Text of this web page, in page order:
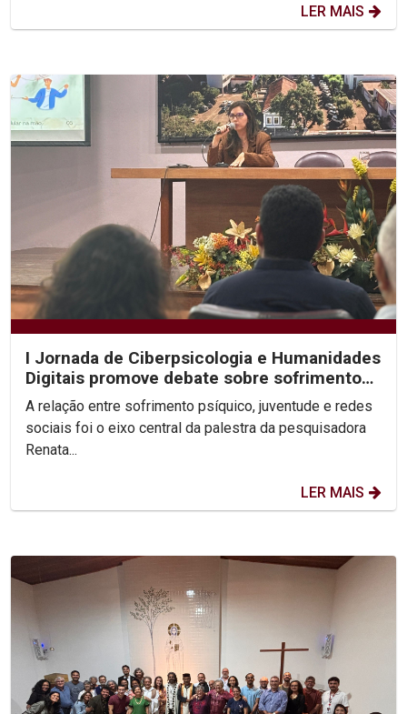
LER MAIS
I Jornada de Ciberpsicologia e Humanidades
Digitais promove debate sobre sofrimento
psíquico nas...
A relação entre sofrimento psíquico, juventude e redes
sociais foi o eixo central da palestra da pesquisadora
Renata...
LER MAIS